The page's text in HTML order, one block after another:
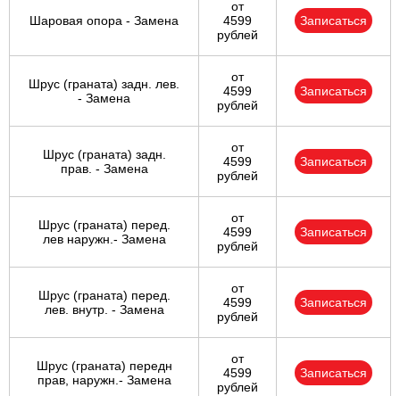
Шаровая опора - Замена
от
4599
рублей
Записаться
Шрус (граната) задн. лев.
- Замена
от
4599
рублей
Записаться
Шрус (граната) задн.
прав. - Замена
от
4599
рублей
Записаться
Шрус (граната) перед.
лев наружн.- Замена
от
4599
рублей
Записаться
Шрус (граната) перед.
лев. внутр. - Замена
от
4599
рублей
Записаться
Шрус (граната) передн
прав, наружн.- Замена
от
4599
рублей
Записаться